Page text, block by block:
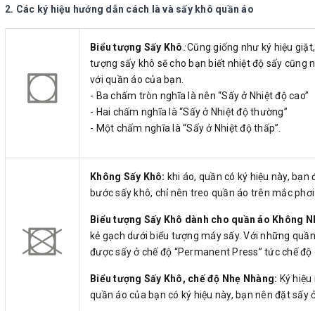
2. Các ký hiệu hướng dẫn cách là và sấy khô quần áo
Biểu tượng Sấy Khô:Cũng giống như ký hiệu
tượng sấy khô sẽ cho bạn biết nhiệt độ sấy cũng
với quần áo của bạn.
- Ba chấm tròn nghĩa là nên “Sấy ở Nhiệt độ cao”
- Hai chấm nghĩa là “Sấy ở Nhiệt độ thường”
- Một chấm nghĩa là “Sấy ở Nhiệt độ thấp”.
Không Sấy Khô: khi áo, quần có ký hiệu này,
bước sấy khô, chỉ nên treo quần áo trên mắc
Biểu tượng Sấy Khô dành cho quần áo Không
kẻ gạch dưới biểu tượng máy sấy. Với những
được sấy ở chế độ “Permanent Press” tức chế
Biểu tượng Sấy Khô, chế độ Nhẹ Nhàng: Ký
quần áo của bạn có ký hiệu này, bạn nên đặt sấy